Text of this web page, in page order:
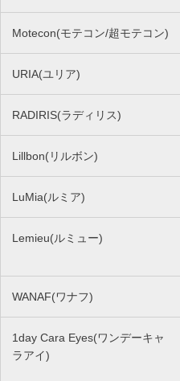
Motecon(モテコン/超モテコン)
URIA(ユリア)
RADIRIS(ラディリス)
Lillbon(リルボン)
LuMia(ルミア)
Lemieu(ルミュー)
WANAF(ワナフ)
1day Cara Eyes(ワンデーキャ
ラアイ)